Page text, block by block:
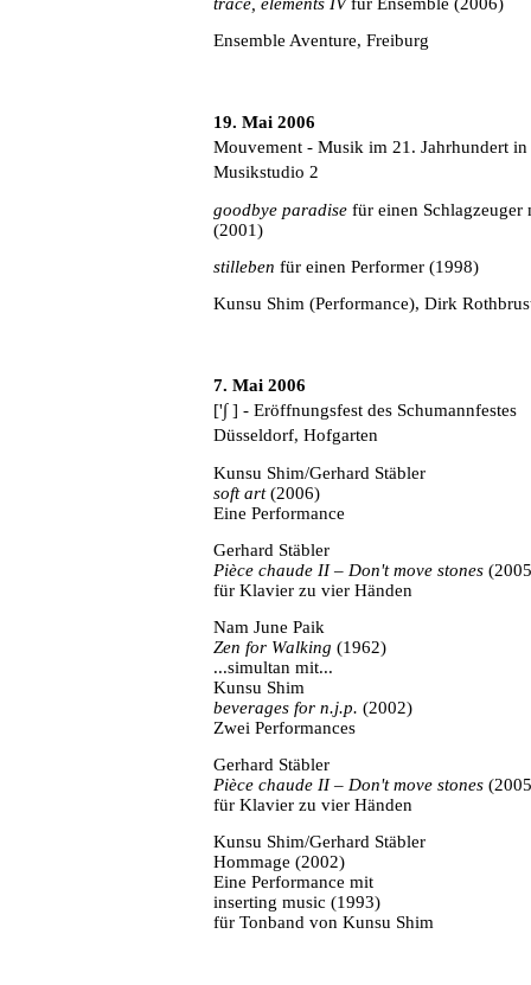
Ensemble Aventure, Freiburg
19. Mai 2006
Mouvement - Musik im 21. Jahrhundert
Musikstudio 2
goodbye paradise für einen
(2001)
stilleben für einen Performer (1998)
Kunsu Shim (Performance), Dirk
7. Mai 2006
['∫ ] - Eröffnungsfest des Schumannfestes
Düsseldorf, Hofgarten
Kunsu Shim/Gerhard Stäbler
soft art(2006)
Eine Performance
Gerhard Stäbler
Pièce chaude II – Don't move stones
für Klavier zu vier Händen
Nam June Paik
Zen for Walking (1962)
...simultan mit...
Kunsu Shim
beverages for n.j.p. (2002)
Zwei Performances
Gerhard Stäbler
Pièce chaude II – Don't move stones
für Klavier zu vier Händen
Kunsu Shim/Gerhard Stäbler
Hommage (2002)
Eine Performance mit
inserting music (1993)
für Tonband von Kunsu Shim